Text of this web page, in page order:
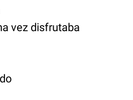
vez disfrutaba